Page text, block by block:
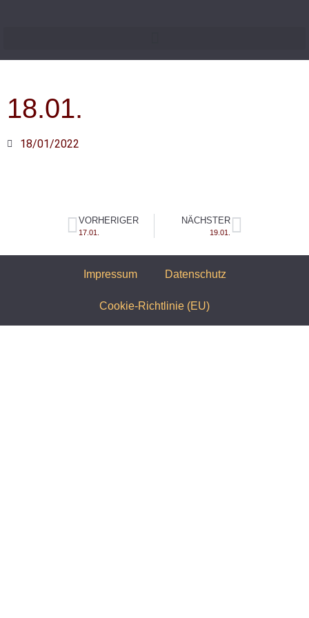
18.01.
18/01/2022
VORHERIGER
17.01.
NÄCHSTER
19.01.
Impressum Datenschutz
Cookie-Richtlinie (EU)